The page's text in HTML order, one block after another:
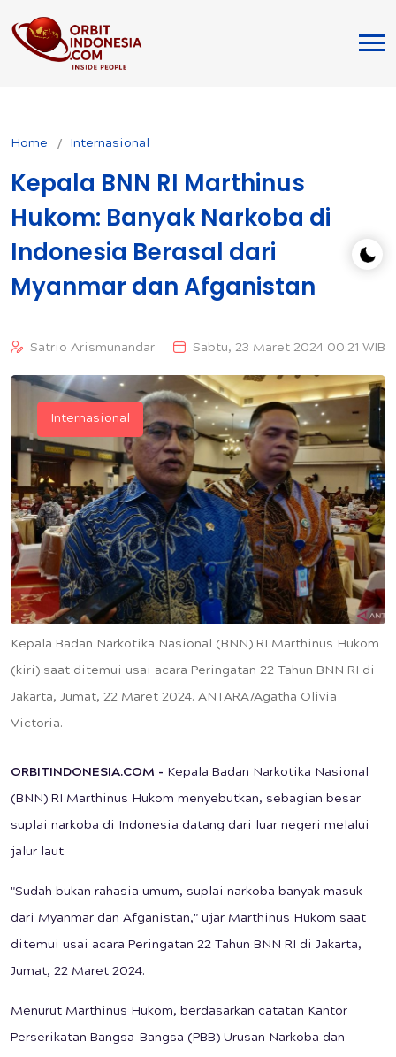
Home Internasional
Kepala BNN RI Marthinus
Hukom: Banyak Narkoba di
Indonesia Berasal dari
Myanmar dan Afganistan
Satrio Arismunandar Sabtu, 23 Maret 2024 00:21 WIB
Kepala Badan Narkotika Nasional (BNN) RI Marthinus Hukom
(kiri) saat ditemui usai acara Peringatan 22 Tahun BNN RI di
Jakarta, Jumat, 22 Maret 2024. ANTARA/Agatha Olivia
Victoria.
Internasional
ORBITINDONESIA.COM - Kepala Badan Narkotika Nasional
(BNN) RI Marthinus Hukom menyebutkan, sebagian besar
suplai narkoba di Indonesia datang dari luar negeri melalui
jalur laut.
"Sudah bukan rahasia umum, suplai narkoba banyak masuk
dari Myanmar dan Afganistan," ujar Marthinus Hukom saat
ditemui usai acara Peringatan 22 Tahun BNN RI di Jakarta,
Jumat, 22 Maret 2024.
Menurut Marthinus Hukom, berdasarkan catatan Kantor
Perserikatan Bangsa-Bangsa (PBB) Urusan Narkoba dan